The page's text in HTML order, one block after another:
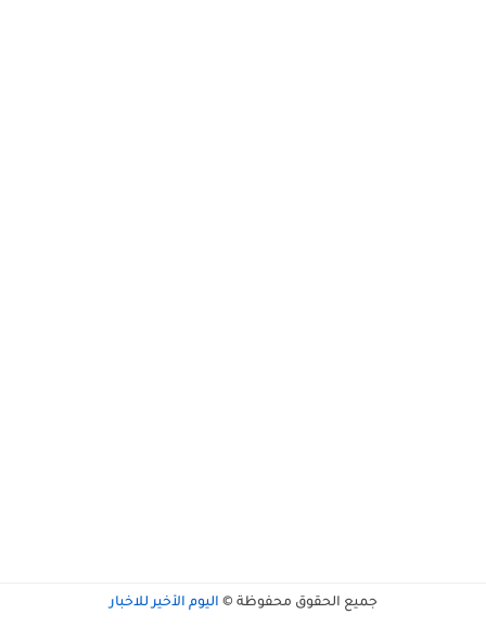
جميع الحقوق محفوظة © اليوم الأخير للاخبار